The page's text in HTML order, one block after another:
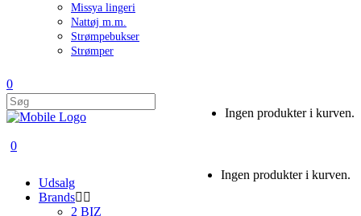
Missya lingeri
Nattøj m.m.
Strømpebukser
Strømper
0
Ingen produkter i kurven.
0
Ingen produkter i kurven.
Udsalg
Brands
2 BIZ